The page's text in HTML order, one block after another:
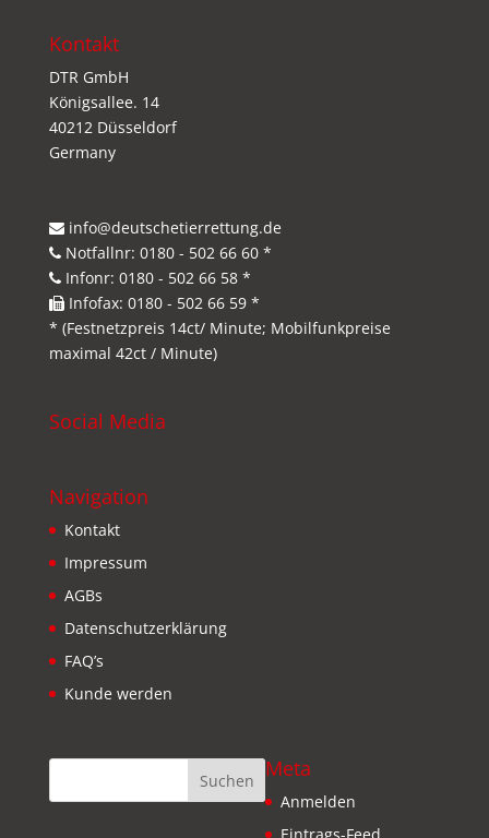
Kontakt
DTR GmbH
Königsallee. 14
40212 Düsseldorf
Germany
info@deutschetierrettung.de
Notfallnr: 0180 - 502 66 60 *
Infonr: 0180 - 502 66 58 *
Infofax: 0180 - 502 66 59 *
* (Festnetzpreis 14ct/ Minute; Mobilfunkpreise
maximal 42ct / Minute)
Social Media
Navigation
Kontakt
Impressum
AGBs
Datenschutzerklärung
FAQ’s
Kunde werden
Meta
Anmelden